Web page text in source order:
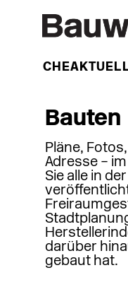
WOCHE
Bauten
Pläne,
Adresse –
Sie alle in
darüber
gebaut hat.